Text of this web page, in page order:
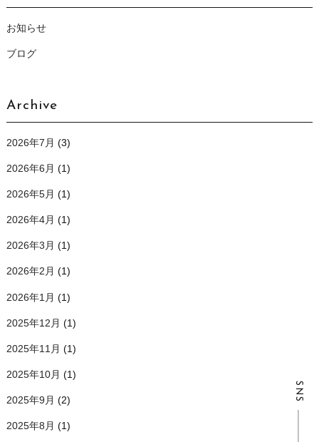
SNS
お知らせ
ブログ
Archive
2026年7月 (3)
2026年6月 (1)
2026年5月 (1)
2026年4月 (1)
2026年3月 (1)
2026年2月 (1)
2026年1月 (1)
2025年12月 (1)
2025年11月 (1)
2025年10月 (1)
2025年9月 (2)
2025年8月 (1)